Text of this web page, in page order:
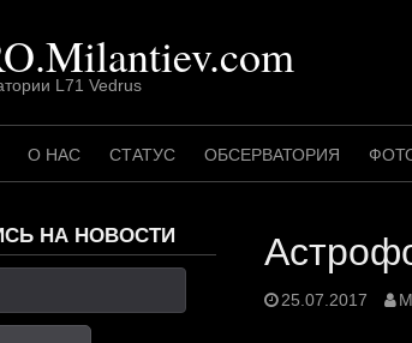
L71 Vedrus
О НАС СТАТУС ОБСЕРВАТОРИЯ
25.07.2017
НА НОВОСТИ